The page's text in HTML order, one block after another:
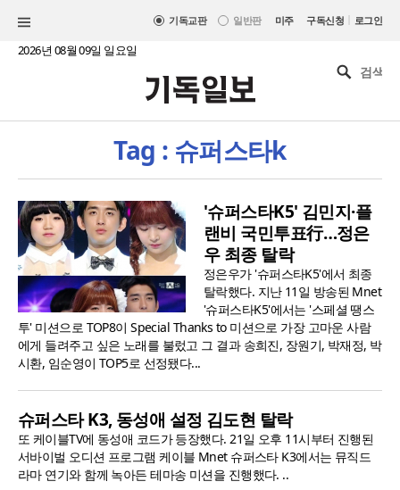
기독교판 일반판 미주 구독신청 | 로그인
2026년 08월 09일 일요일
Tag : 슈퍼스타k
'슈퍼스타K5' 김민지·플
랜비 국민투표行…정은
우 최종 탈락
정은우가 '슈퍼스타K5'에서 최종
탈락했다. 지난 11일 방송된 Mnet
'슈퍼스타K5'에서는 '스페셜 땡스
투' 미션으로 TOP8이 Special Thanks to 미션으로 가장 고마운 사람
에게 들려주고 싶은 노래를 불렀고 그 결과 송희진, 장원기, 박재정, 박
시환, 임순영이 TOP5로 선정됐다...
슈퍼스타 K3, 동성애 설정 김도현 탈락
또 케이블TV에 동성애 코드가 등장했다. 21일 오후 11시부터 진행된
서바이벌 오디션 프로그램 케이블 Mnet 슈퍼스타 K3에서는 뮤직드
라마 연기와 함께 녹아든 테마송 미션을 진행했다. ..